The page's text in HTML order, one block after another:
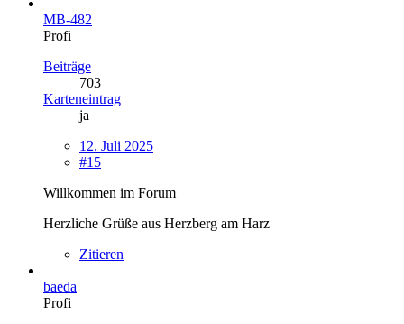
MB-482
Profi
Beiträge
703
Karteneintrag
ja
12. Juli 2025
#15
Willkommen im Forum
Herzliche Grüße aus Herzberg am Harz
Zitieren
baeda
Profi